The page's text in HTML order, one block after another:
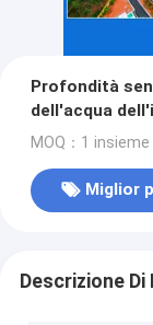
Profondità
dell'acqua
MOQ：1 insieme
Miglior
Descrizione